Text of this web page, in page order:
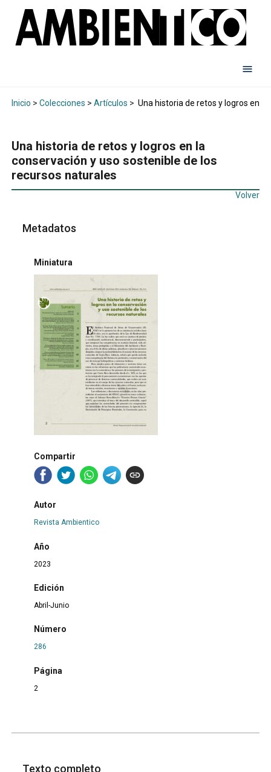
Inicio > Colecciones > Artículos > Una historia de retos y logros en
Una historia de retos y logros en la
conservación y uso sostenible de los
recursos naturales
Volver
Metadatos
Miniatura
Compartir
Autor
Revista Ambientico
Año
2023
Edición
Abril-Junio
Número
286
Página
2
Texto completo